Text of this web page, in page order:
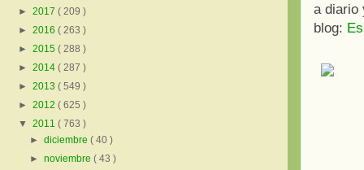
a diario
blog:
► 2017 ( 209 )
► 2016 ( 263 )
► 2015 ( 288 )
► 2014 ( 287 )
► 2013 ( 549 )
► 2012 ( 625 )
▼ 2011 ( 763 )
►diciembre( 40 )
►noviembre( 43 )